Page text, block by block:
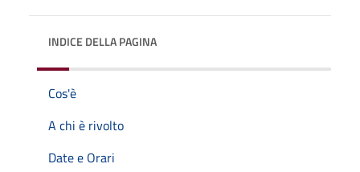
INDICE DELLA PAGINA
Cos'è
A chi è rivolto
Date e Orari